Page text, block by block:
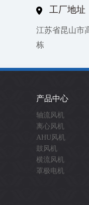
工厂地址
江苏省昆山市
栋
产品中心
轴流风机
离心风机
AHU风机
鼓风机
横流风机
罩极电机